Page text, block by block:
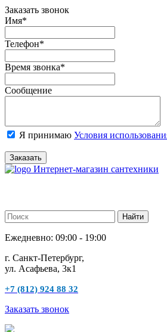
Заказать звонок
Имя*
Телефон*
Время звонка*
Сообщение
Я принимаю Условия
Заказать
Интернет-магазин сантехники
Ежедневно: 09:00 - 19:00
г. Санкт-Петербург,
ул. Асафьева, 3к1
+7 (812) 924 88 32
Заказать звонок